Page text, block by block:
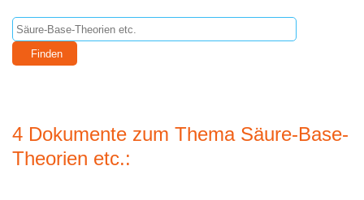
4 Dokumente zum Thema Säure-Base-
Theorien etc.: